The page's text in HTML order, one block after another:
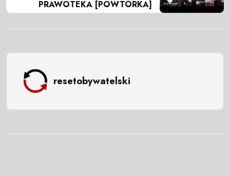
PRAWOTEKA [POWTÓRKA]
resetobywatelski